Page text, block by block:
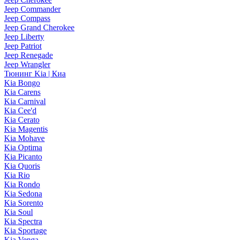
Jeep Commander
Jeep Compass
Jeep Grand Cherokee
Jeep Liberty
Jeep Patriot
Jeep Renegade
Jeep Wrangler
Тюнинг Kia | Киа
Kia Bongo
Kia Carens
Kia Carnival
Kia Cee'd
Kia Cerato
Kia Magentis
Kia Mohave
Kia Optima
Kia Picanto
Kia Quoris
Kia Rio
Kia Rondo
Kia Sedona
Kia Sorento
Kia Soul
Kia Spectra
Kia Sportage